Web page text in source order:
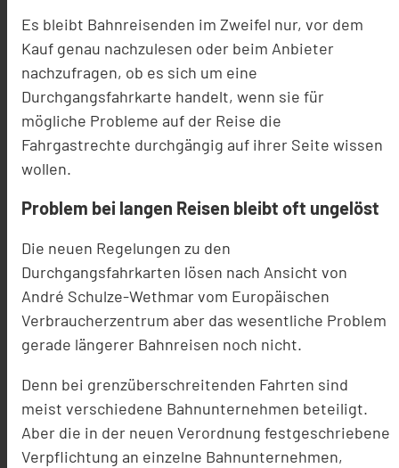
Es bleibt Bahnreisenden im Zweifel nur, vor dem
Kauf genau nachzulesen oder beim Anbieter
nachzufragen, ob es sich um eine
Durchgangsfahrkarte handelt, wenn sie für
mögliche Probleme auf der Reise die
Fahrgastrechte durchgängig auf ihrer Seite wissen
wollen.
Problem bei langen Reisen bleibt oft ungelöst
Die neuen Regelungen zu den
Durchgangsfahrkarten lösen nach Ansicht von
André Schulze-Wethmar vom Europäischen
Verbraucherzentrum aber das wesentliche Problem
gerade längerer Bahnreisen noch nicht.
Denn bei grenzüberschreitenden Fahrten sind
meist verschiedene Bahnunternehmen beteiligt.
Aber die in der neuen Verordnung festgeschriebene
Verpflichtung an einzelne Bahnunternehmen,